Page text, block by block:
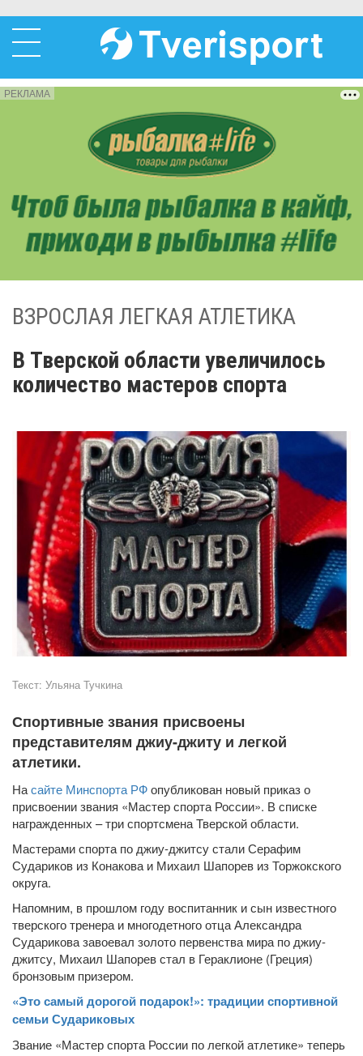
РЕКЛАМА
ВЗРОСЛАЯ ЛЕГКАЯ АТЛЕТИКА
В Тверской области увеличилось
количество мастеров спорта
Текст: Ульяна Тучкина
Спортивные звания присвоены
представителям джиу-джиту и легкой
атлетики.
Насайте Минспорта РФопубликован новый приказ о
присвоении звания «Мастер спорта России». В списке
награжденных – три спортсмена Тверской области.
Мастерами спорта по джиу-джитсу стали Серафим
Судариков из Конакова и Михаил Шапорев из Торжокского
округа.
Напомним, в прошлом году воспитанник и сын известного
тверского тренера и многодетного отца Александра
Сударикова завоевал золото первенства мира по джиу-
джитсу, Михаил Шапорев стал в Гераклионе (Греция)
бронзовым призером.
«Это самый дорогой подарок!»: традиции спортивной
семьи Судариковых
Звание «Мастер спорта России по легкой атлетике» теперь